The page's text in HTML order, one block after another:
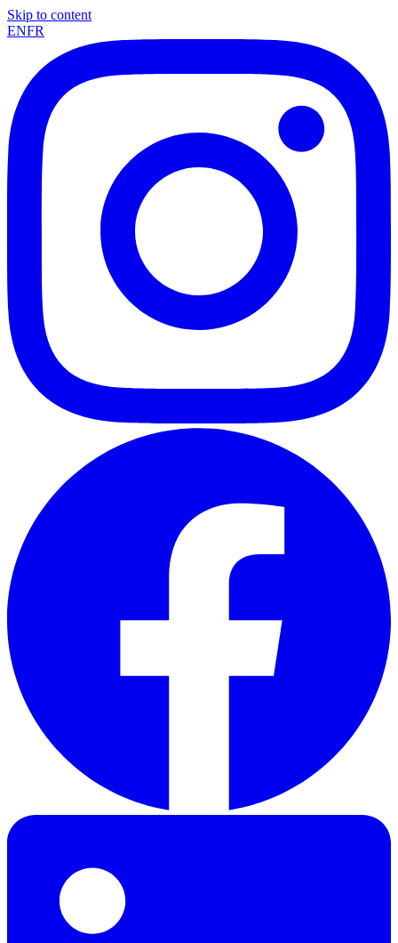
Skip to content
ENFR